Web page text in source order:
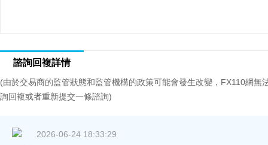
諮詢回複詳情
(由於交易商的監管狀態和監管機構的政策可能會發生改變，FX110網
詢回複或者重新提交一條諮詢)
2026-06-24 18:33:29